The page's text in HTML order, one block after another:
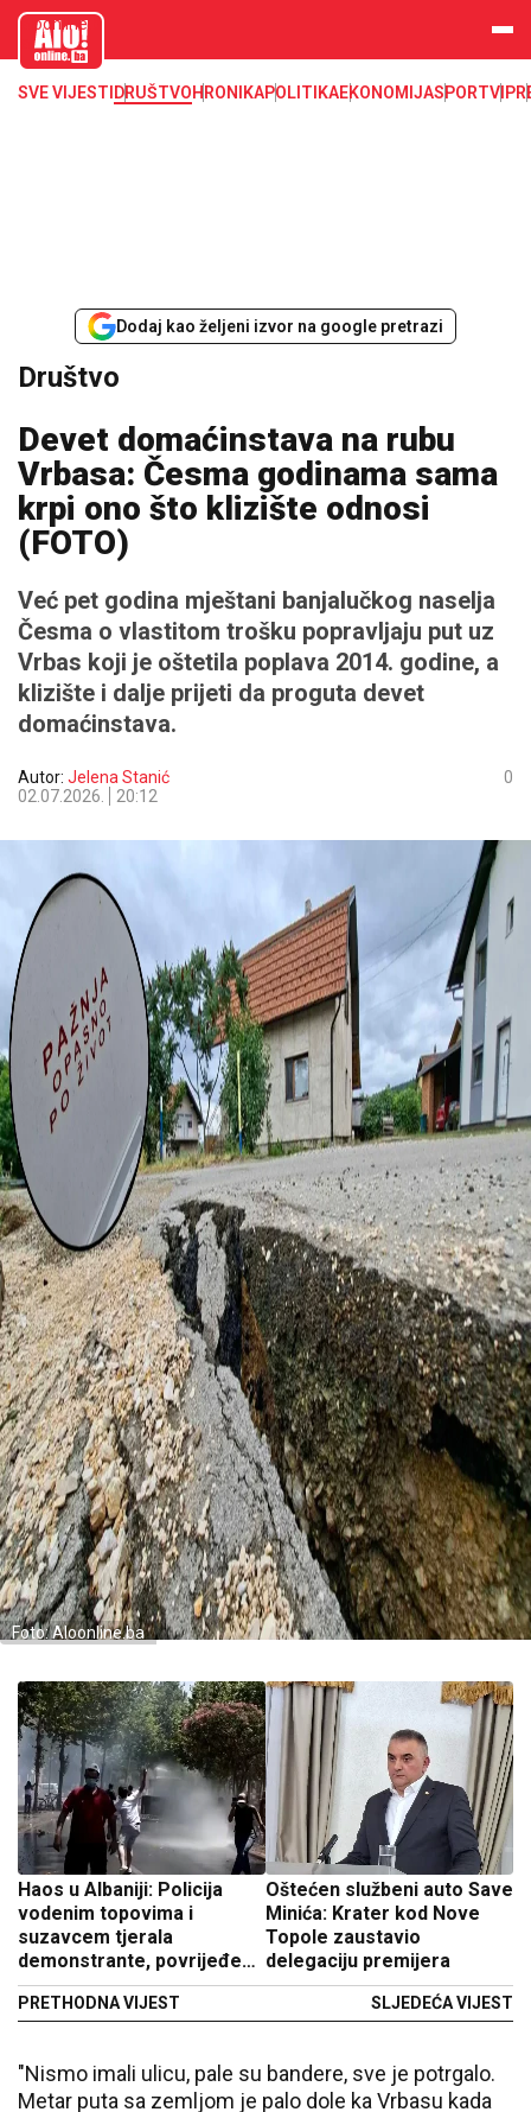
aloonline.b
SVE VIJESTI DRUŠTVOHRONIKAPOLITIKAEKONOMIJASPORTVIP
Dodaj kao željeni izvor na google pretrazi
Društvo
Devet domaćinstava na rubu
Vrbasa: Česma godinama sama
krpi ono što klizište odnosi
(FOTO)
Već pet godina mještani banjalučkog naselja
Česma o vlastitom trošku popravljaju put uz
Vrbas koji je oštetila poplava 2014. godine, a
klizište i dalje prijeti da proguta devet
domaćinstava.
Autor: Jelena Stanić
02.07.2026.
20:12
0
Foto: Aloonline.ba
Haos u Albaniji: Policija
vodenim topovima i
suzavcem tjerala
demonstrante, povrijeđeni
i policajci (VIDEO)
PRETHODNA VIJEST
Oštećen službeni auto Save
Minića: Krater kod Nove
Topole zaustavio
delegaciju premijera
SLJEDEĆA VIJEST
"Nismo imali ulicu, pale su bandere, sve je potrgalo.
Metar puta sa zemljom je palo dole ka Vrbasu kada